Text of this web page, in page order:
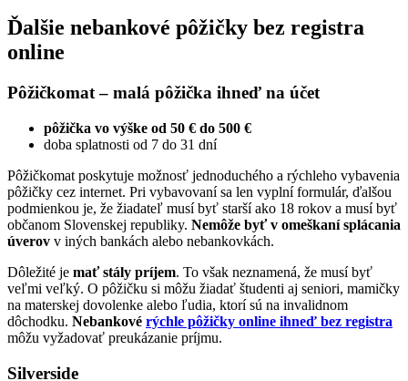
Ďalšie nebankové pôžičky bez registra
online
Pôžičkomat – malá pôžička ihneď na účet
pôžička vo výške od 50 € do 500 €
doba splatnosti od 7 do 31 dní
Pôžičkomat poskytuje možnosť jednoduchého a rýchleho vybavenia
pôžičky cez internet. Pri vybavovaní sa len vyplní formulár, ďalšou
podmienkou je, že žiadateľ musí byť starší ako 18 rokov a musí byť
občanom Slovenskej republiky. Nemôže byť v omeškaní splácania
úverov v iných bankách alebo nebankovkách.
Dôležité je mať stály príjem. To však neznamená, že musí byť
veľmi veľký. O pôžičku si môžu žiadať študenti aj seniori, mamičky
na materskej dovolenke alebo ľudia, ktorí sú na invalidnom
dôchodku. Nebankové rýchle pôžičky online ihneď bez registra
môžu vyžadovať preukázanie príjmu.
Silverside